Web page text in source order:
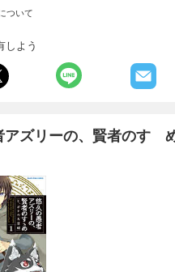
ついて
しよう
ズリーの、賢者のすゝ